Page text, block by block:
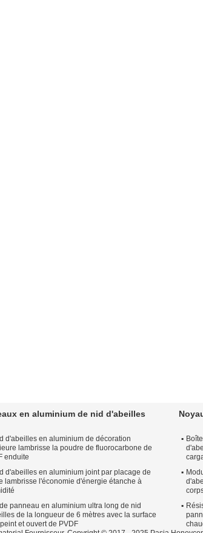
en aluminium de nid d'abeilles
d'abeilles en aluminium de décoration
lambrisse la poudre de fluorocarbone de
enduite
d'abeilles en aluminium joint par placage de
lambrisse l'économie d'énergie étanche à
panneau en aluminium ultra long de nid
de la longueur de 6 mètres avec la surface
et ouvert de PVDF